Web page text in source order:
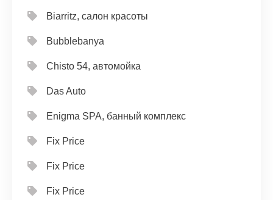
Biarritz, салон красоты
Bubblebanya
Chisto 54, автомойка
Das Auto
Enigma SPA, банный комплекс
Fix Price
Fix Price
Fix Price